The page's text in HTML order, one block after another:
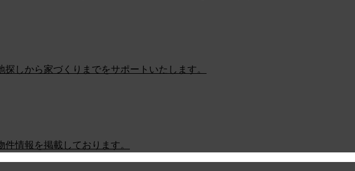
しから家づくりまでをサポートいたします。
情報を掲載しております。